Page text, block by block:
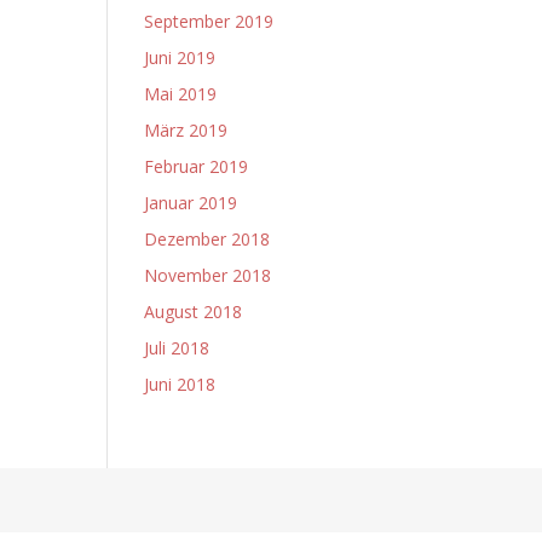
September 2019
Juni 2019
Mai 2019
März 2019
Februar 2019
Januar 2019
Dezember 2018
November 2018
August 2018
Juli 2018
Juni 2018